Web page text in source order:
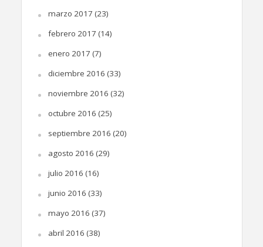
marzo 2017 (23)
febrero 2017 (14)
enero 2017 (7)
diciembre 2016 (33)
noviembre 2016 (32)
octubre 2016 (25)
septiembre 2016 (20)
agosto 2016 (29)
julio 2016 (16)
junio 2016 (33)
mayo 2016 (37)
abril 2016 (38)